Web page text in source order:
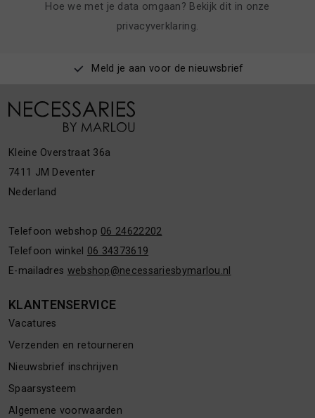
Hoe we met je data omgaan? Bekijk dit in onze
privacyverklaring.
Meld je aan voor de nieuwsbrief
Kleine Overstraat 36a
7411 JM Deventer
Nederland
Telefoon webshop 06 24622202
Telefoon winkel 06 34373619
E-mailadres webshop@necessariesbymarlou.nl
KLANTENSERVICE
Vacatures
Verzenden en retourneren
Nieuwsbrief inschrijven
Spaarsysteem
Algemene voorwaarden